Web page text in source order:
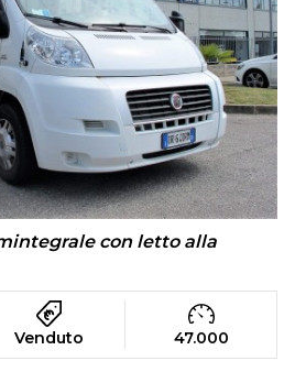
con letto alla
Venduto 47.000